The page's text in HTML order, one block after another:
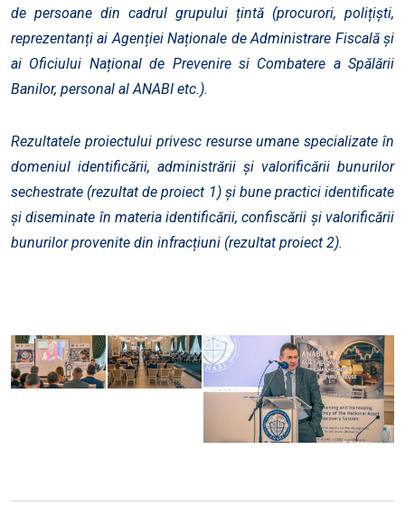
de persoane din cadrul grupului țintă (procurori, polițiști,
reprezentanți ai Agenției Naționale de Administrare Fiscală și
ai Oficiului Național de Prevenire si Combatere a Spălării
Banilor, personal al ANABI etc.).
Rezultatele proiectului privesc resurse umane specializate în
domeniul identificării, administrării și valorificării bunurilor
sechestrate (rezultat de proiect 1) și bune practici identificate
și diseminate în materia identificării, confiscării și valorificării
bunurilor provenite din infracțiuni (rezultat proiect 2).